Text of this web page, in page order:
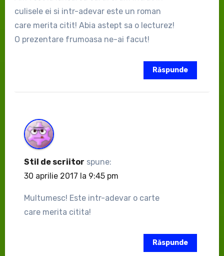
culisele ei si intr-adevar este un roman
care merita citit! Abia astept sa o lecturez!
O prezentare frumoasa ne-ai facut!
Răspunde
Stil de scriitor spune:
30 aprilie 2017 la 9:45 pm
Multumesc! Este intr-adevar o carte
care merita citita!
Răspunde